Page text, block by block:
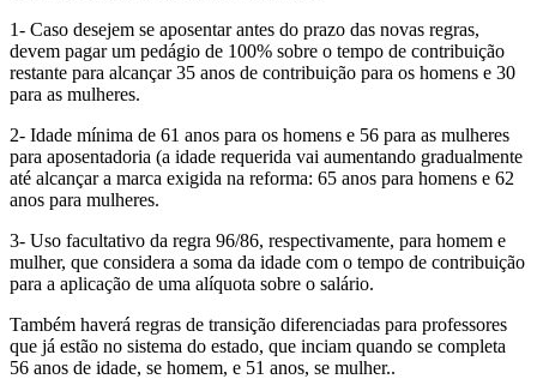
1- Caso desejem se aposentar antes do prazo das novas regras,
devem pagar um pedágio de 100% sobre o tempo de contribuição
restante para alcançar 35 anos de contribuição para os homens e 30
para as mulheres.
2- Idade mínima de 61 anos para os homens e 56 para as mulheres
para aposentadoria (a idade requerida vai aumentando gradualmente
até alcançar a marca exigida na reforma: 65 anos para homens e 62
anos para mulheres.
3- Uso facultativo da regra 96/86, respectivamente, para homem e
mulher, que considera a soma da idade com o tempo de contribuição
para a aplicação de uma alíquota sobre o salário.
Também haverá regras de transição diferenciadas para professores
que já estão no sistema do estado, que inciam quando se completa
56 anos de idade, se homem, e 51 anos, se mulher..